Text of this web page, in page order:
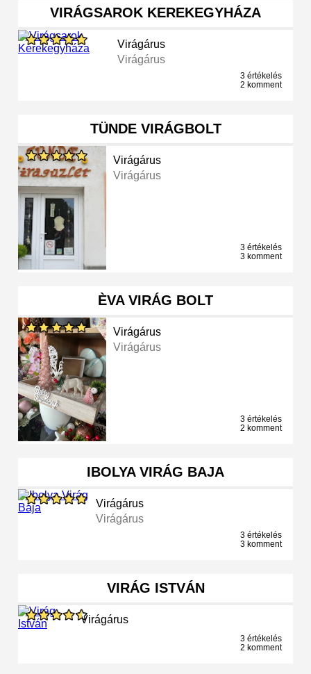
VIRÁGSAROK KEREKEGYHÁZA
Virágárus
Virágárus
3 értékelés
2 komment
TÜNDE VIRÁGBOLT
Virágárus
Virágárus
3 értékelés
3 komment
ÈVA VIRÁG BOLT
Virágárus
Virágárus
3 értékelés
2 komment
IBOLYA VIRÁG BAJA
Virágárus
Virágárus
3 értékelés
3 komment
VIRÁG ISTVÁN
Virágárus
3 értékelés
2 komment